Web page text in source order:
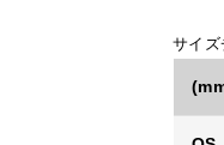
サイズ